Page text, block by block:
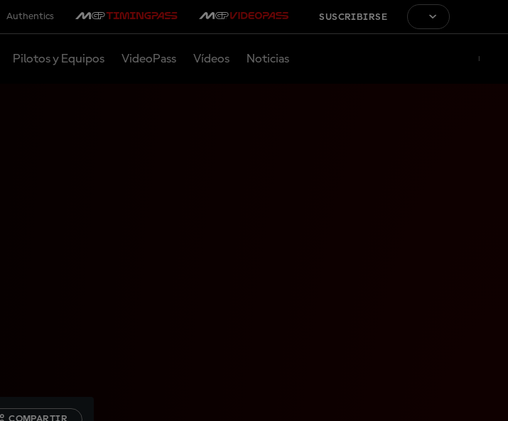
Authentics SUSCRIBIRSE
Pilotos y Equipos VideoPass Vídeos Noticias
COMPARTIR